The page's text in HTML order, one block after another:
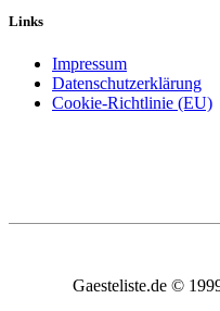
Links
Impressum
Datenschutzerklärung
Cookie-Richtlinie (EU)
Gaesteliste.de ©